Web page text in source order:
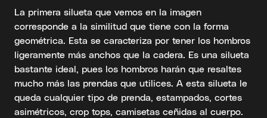
La primera silueta que vemos en la imagen
corresponde a la similitud que tiene con la forma
geométrica. Esta se caracteriza por tener los hombros
ligeramente más anchos que la cadera. Es una silueta
bastante ideal, pues los hombros harán que resaltes
mucho más las prendas que utilices. A esta silueta le
queda cualquier tipo de prenda, estampados, cortes
asimétricos, crop tops, camisetas ceñidas al cuerpo.